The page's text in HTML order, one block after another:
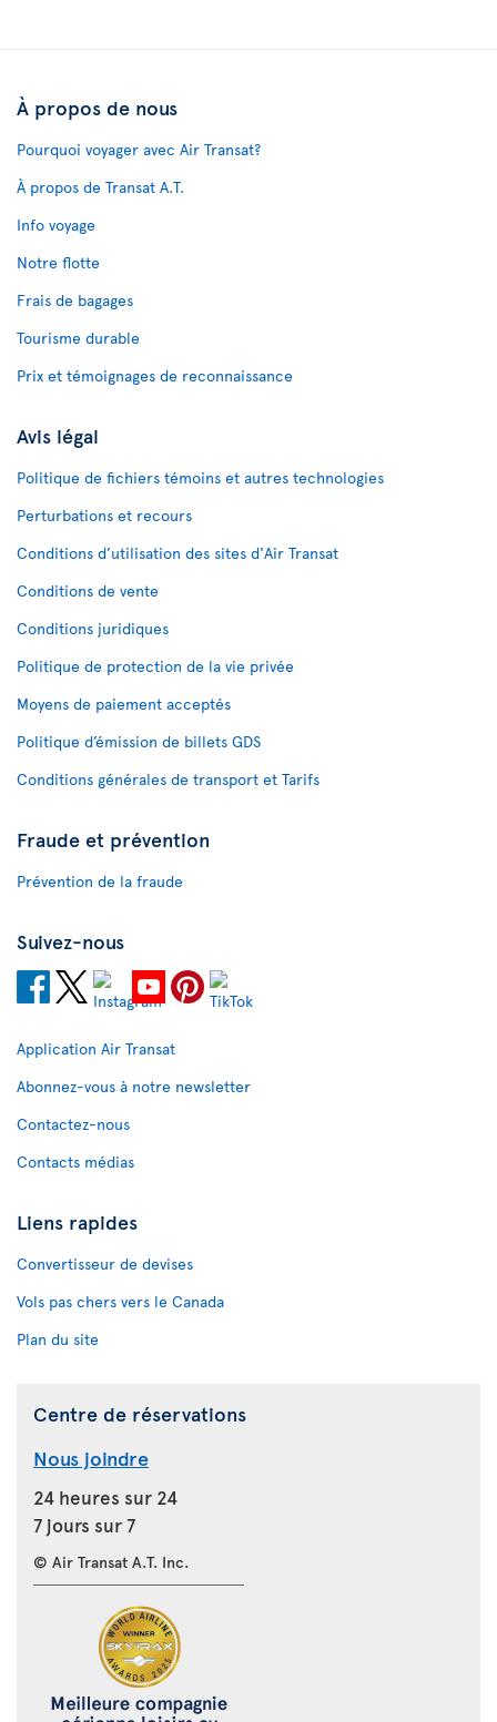
À propos de nous
Pourquoi voyager avec Air Transat?
À propos de Transat A.T.
Info voyage
Notre flotte
Frais de bagages
Tourisme durable
Prix et témoignages de reconnaissance
Avis légal
Politique de fichiers témoins et autres technologies
Perturbations et recours
Conditions d’utilisation des sites d'Air Transat
Conditions de vente
Conditions juridiques
Politique de protection de la vie privée
Moyens de paiement acceptés
Politique d’émission de billets GDS
Conditions générales de transport et Tarifs
Fraude et prévention
Prévention de la fraude
Suivez-nous
Application Air Transat
Abonnez-vous à notre newsletter
Contactez-nous
Contacts médias
Liens rapides
Convertisseur de devises
Vols pas chers vers le Canada
Plan du site
Centre de réservations
Nous joindre
24 heures sur 24
7 jours sur 7
© Air Transat A.T. Inc.